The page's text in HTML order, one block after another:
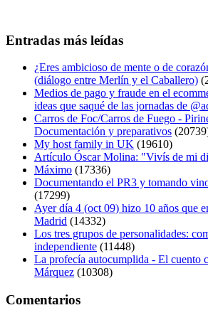
Entradas más leídas
¿Eres ambicioso de mente o de
(diálogo entre Merlín y el Caballero)
Medios de pago y fraude en el
ideas que saqué de las jornadas de
Carros de Foc/Carros de Fuego -
Documentación y preparativos
My host family in UK (19610)
Artículo Óscar Molina: "Vivís de mi
Máximo (17336)
Documentando el PR3 y tomando
(17299)
Ayer día 4 (oct 09) hizo 10 años que
Madrid (14332)
Los tres grupos de personalidades:
independiente (11448)
La profecía autocumplida - El cuento
Márquez (10308)
Comentarios